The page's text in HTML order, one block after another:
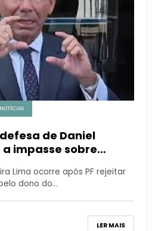
NOTÍCIAS
de Daniel
impasse sobre
Lima ocorre após PF rejeitar
dono do…
LER MAIS